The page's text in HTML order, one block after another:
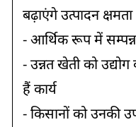
बढ़ाएंगे उत्पादन क्षमता
- आर्थिक रूप में
- उन्नत खेती को
हैं कार्य
- किसानों को उनकी